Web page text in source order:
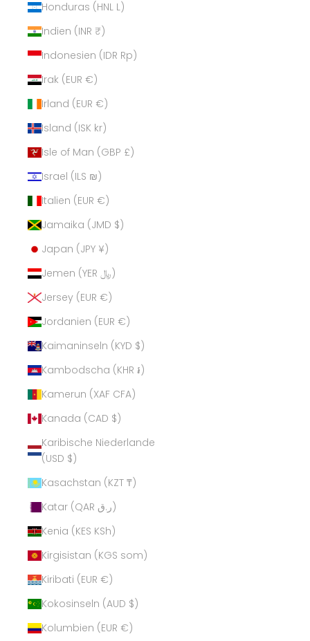
Honduras (HNL L)
Indien (INR ₹)
Indonesien (IDR Rp)
Irak (EUR €)
Irland (EUR €)
Island (ISK kr)
Isle of Man (GBP £)
Israel (ILS ₪)
Italien (EUR €)
Jamaika (JMD $)
Japan (JPY ¥)
Jemen (YER ﷼)
Jersey (EUR €)
Jordanien (EUR €)
Kaimaninseln (KYD $)
Kambodscha (KHR ៛)
Kamerun (XAF CFA)
Kanada (CAD $)
Karibische Niederlande
(USD $)
Kasachstan (KZT ₸)
Katar (QAR ر.ق)
Kenia (KES KSh)
Kirgisistan (KGS som)
Kiribati (EUR €)
Kokosinseln (AUD $)
Kolumbien (EUR €)